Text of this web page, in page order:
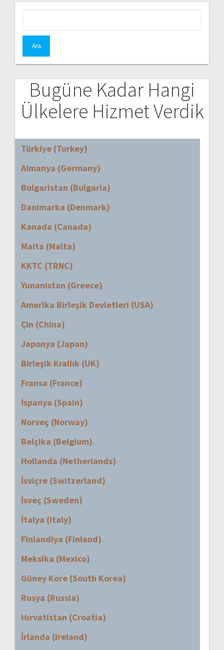
Bugüne Kadar Hangi
Ülkelere Hizmet Verdik
Türkiye (Turkey)
Almanya (Germany)
Bulgaristan (Bulgaria)
Danimarka (Denmark)
Kanada (Canada)
Malta (Malta)
KKTC (TRNC)
Yunanistan (Greece)
Amerika Birleşik Devletleri (USA)
Çin (China)
Japonya (Japan)
Birleşik Krallık (UK)
Fransa (France)
İspanya (Spain)
Norveç (Norway)
Belçika (Belgium)
Hollanda (Netherlands)
İsviçre (Switzerland)
İsveç (Sweden)
İtalya (Italy)
Finlandiya (Finland)
Meksika (Mexico)
Güney Kore (South Korea)
Rusya (Russia)
Hırvatistan (Croatia)
İrlanda (Ireland)